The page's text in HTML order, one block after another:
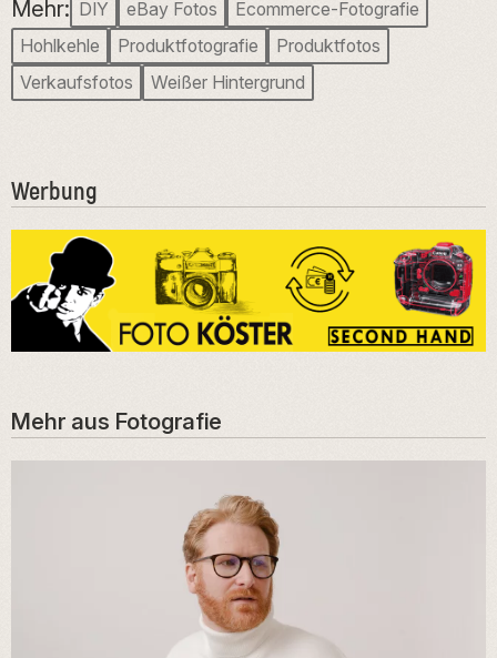
Mehr: DIY eBay Fotos
Ecommerce-Fotografie
Hohlkehle
Produktfotografie
Produktfotos
Verkaufsfotos
Weißer Hintergrund
Werbung
Mehr aus Fotografie